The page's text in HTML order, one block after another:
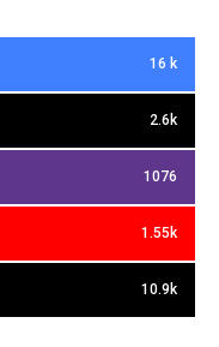
16 k
2.6k
1076
1.55k
10.9k